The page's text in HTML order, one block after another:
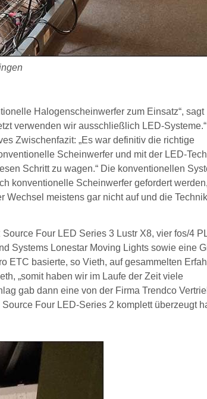
Halogenscheinwerfer zum Einsatz“, sagt
verwenden wir ausschließlich LED-
Zwischenfazit: „Es war definitiv die richtige
Scheinwerfer und mit der LED-
Schritt zu wagen.“ Die konventionellen
konventionelle Scheinwerfer gefordert
meistens gar nicht auf und die
Four LED Series 3 Lustr X8, vier fos/4
Systems Lonestar Moving Lights sowie eine
ETC basierte, so Vieth, auf gesammelten
„somit haben wir im Laufe der Zeit viele
gab dann eine von der Firma Trendco
Four LED-Series 2 komplett überzeugt